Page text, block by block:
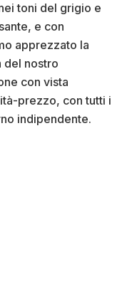
toni del grigio e
e con
apprezzato la
del nostro
con vista
prezzo, con tutti i
indipendente.